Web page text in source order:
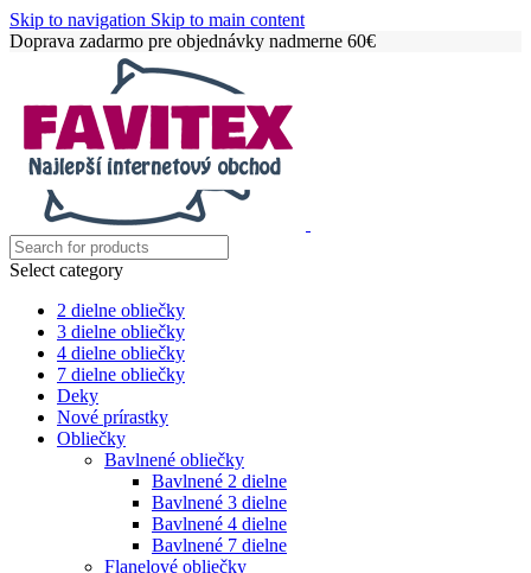
Skip to navigation Skip to main content
Doprava zadarmo pre objednávky nadmerne 60€
Select category
2 dielne obliečky
3 dielne obliečky
4 dielne obliečky
7 dielne obliečky
Deky
Nové prírastky
Obliečky
Bavlnené obliečky
Bavlnené 2 dielne
Bavlnené 3 dielne
Bavlnené 4 dielne
Bavlnené 7 dielne
Flanelové obliečky